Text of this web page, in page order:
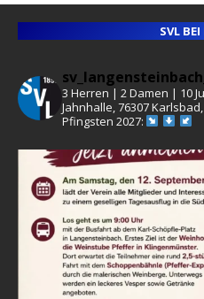
SVL
3 Herren | 2 Damen | 10
Jahnhalle, 76307
Pfingsten 2027: